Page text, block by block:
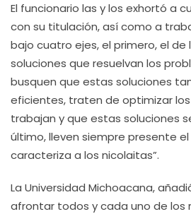
El funcionario las y los exhortó a
con su titulación, así como a
bajo cuatro ejes, el primero, el de
soluciones que resuelvan los
busquen que estas soluciones
eficientes, traten de optimizar
trabajan y que estas soluciones
último, lleven siempre presente
caracteriza a los nicolaitas”.
La Universidad Michoacana,
afrontar todos y cada uno de los